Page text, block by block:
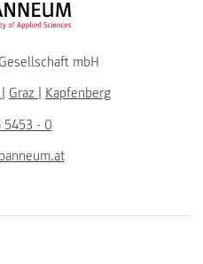
FH JOANNEUM Logo
mbH
Graz
Kapfenberg
5453 - 0